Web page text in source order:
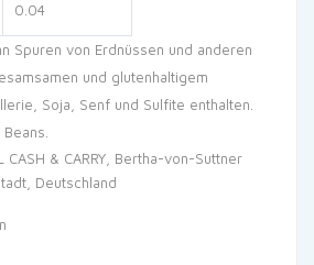
0.04
Spuren von Erdnüssen und anderen
und glutenhaltigem
Soja, Senf und Sulfite enthalten.
CASH & CARRY, Bertha-von-Suttner
Deutschland